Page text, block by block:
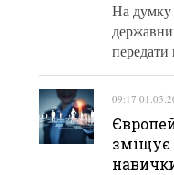
На думку
09:17
зміщує